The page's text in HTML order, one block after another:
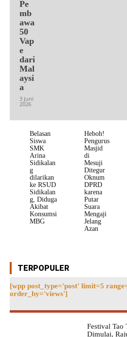
Pe
mb
awa
50
Vap
e
dari
Mal
aysi
a
3 Juni
2026
Belasan
Siswa
SMK
Arina
Sidikalan
g
dilarikan
ke RSUD
Sidikalan
g, Diduga
Akibat
Konsumsi
MBG
Heboh!
Pengurus
Masjid
di
Mesuji
Ditegur
Oknum
DPRD
karena
Putar
Suara
Mengaji
Jelang
Azan
TERPOPULER
[wpp post_type='post' limit=5
order_by='views']
Festival Tao
Dimulai,